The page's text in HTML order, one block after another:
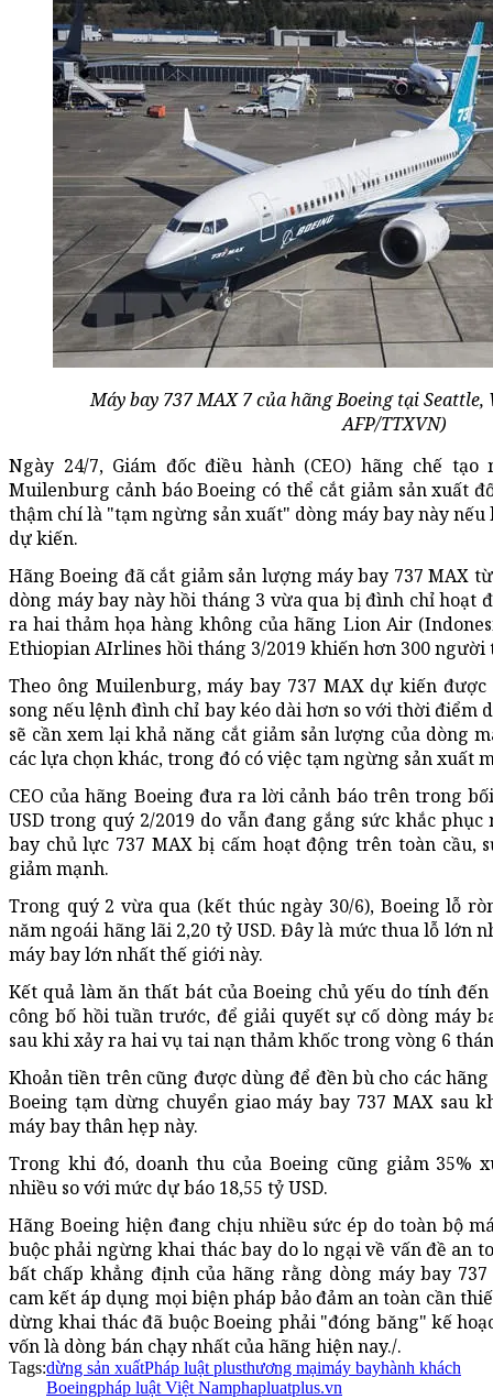
Máy bay 737 MAX 7 của hãng Boeing tại
AFP/TTXVN)
Ngày 24/7, Giám đốc điều hành (CEO) hãng chế tạo
Muilenburg cảnh báo Boeing có thể cắt giảm sản xuất
thậm chí là "tạm ngừng sản xuất" dòng máy bay này
dự kiến.
Hãng Boeing đã cắt giảm sản lượng máy bay 737 MAX
dòng máy bay này hồi tháng 3 vừa qua bị đình chỉ hoạt
ra hai thảm họa hàng không của hãng Lion Air
Ethiopian AIrlines hồi tháng 3/2019 khiến hơn 300 người
Theo ông Muilenburg, máy bay 737 MAX dự kiến
song nếu lệnh đình chỉ bay kéo dài hơn so với thời điểm
sẽ cần xem lại khả năng cắt giảm sản lượng của dòng
các lựa chọn khác, trong đó có việc tạm ngừng sản xuất
CEO của hãng Boeing đưa ra lời cảnh báo trên trong
USD trong quý 2/2019 do vẫn đang gắng sức khắc
bay chủ lực 737 MAX bị cấm hoạt động trên toàn cầu,
giảm mạnh.
Trong quý 2 vừa qua (kết thúc ngày 30/6), Boeing lỗ
năm ngoái hãng lãi 2,20 tỷ USD. Đây là mức thua lỗ lớn
máy bay lớn nhất thế giới này.
Kết quả làm ăn thất bát của Boeing chủ yếu do tính
công bố hồi tuần trước, để giải quyết sự cố dòng máy
sau khi xảy ra hai vụ tai nạn thảm khốc trong vòng 6
Khoản tiền trên cũng được dùng để đền bù cho các
Boeing tạm dừng chuyển giao máy bay 737 MAX sau
máy bay thân hẹp này.
Trong khi đó, doanh thu của Boeing cũng giảm 35%
nhiều so với mức dự báo 18,55 tỷ USD.
Hãng Boeing hiện đang chịu nhiều sức ép do toàn bộ
buộc phải ngừng khai thác bay do lo ngại về vấn đề an
bất chấp khẳng định của hãng rằng dòng máy bay
cam kết áp dụng mọi biện pháp bảo đảm an toàn cần
dừng khai thác đã buộc Boeing phải "đóng băng" kế
vốn là dòng bán chạy nhất của hãng hiện nay./.
Tags:dừng sản xuấtPháp luật plusthương mạimáy bayhành khách
Boeingpháp luật Việt Namphapluatplus.vn